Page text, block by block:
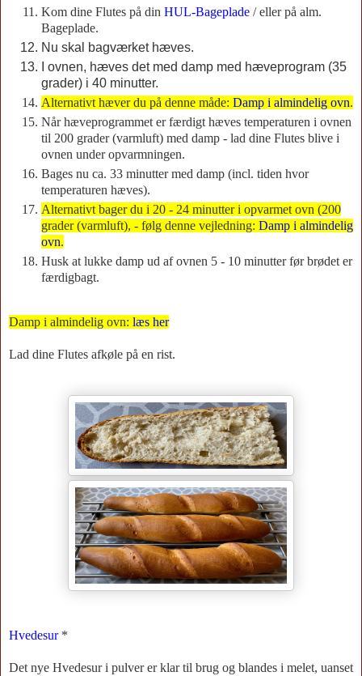
Kom dine Flutes på din HUL-Bageplade / eller på alm.
Bageplade.
Nu skal bagværket hæves.
I ovnen, hæves det med damp med hæveprogram (35
grader) i 40 minutter.
Alternativt hæver du på denne måde: Damp i almindelig ovn.
Når hæveprogrammet er færdigt hæves temperaturen i ovnen
til 200 grader (varmluft) med damp - lad dine Flutes blive i
ovnen under opvarmningen.
Bages nu ca. 33 minutter med damp (incl. tiden hvor
temperaturen hæves).
Alternativt bager du i 20 - 24 minutter i opvarmet ovn (200
grader (varmluft), - følg denne vejledning: Damp i almindelig
ovn.
Husk at lukke damp ud af ovnen 5 - 10 minutter før brødet er
færdigbagt.
Damp i almindelig ovn: læs her
Lad dine Flutes afkøle på en rist.
Hvedesur*
Det nye Hvedesur i pulver er klar til brug og blandes i melet, uanset